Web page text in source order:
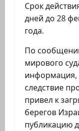
Срок
дней до 28
года.
По
мирового
информация,
следствие
привел к
берегов
публикацию